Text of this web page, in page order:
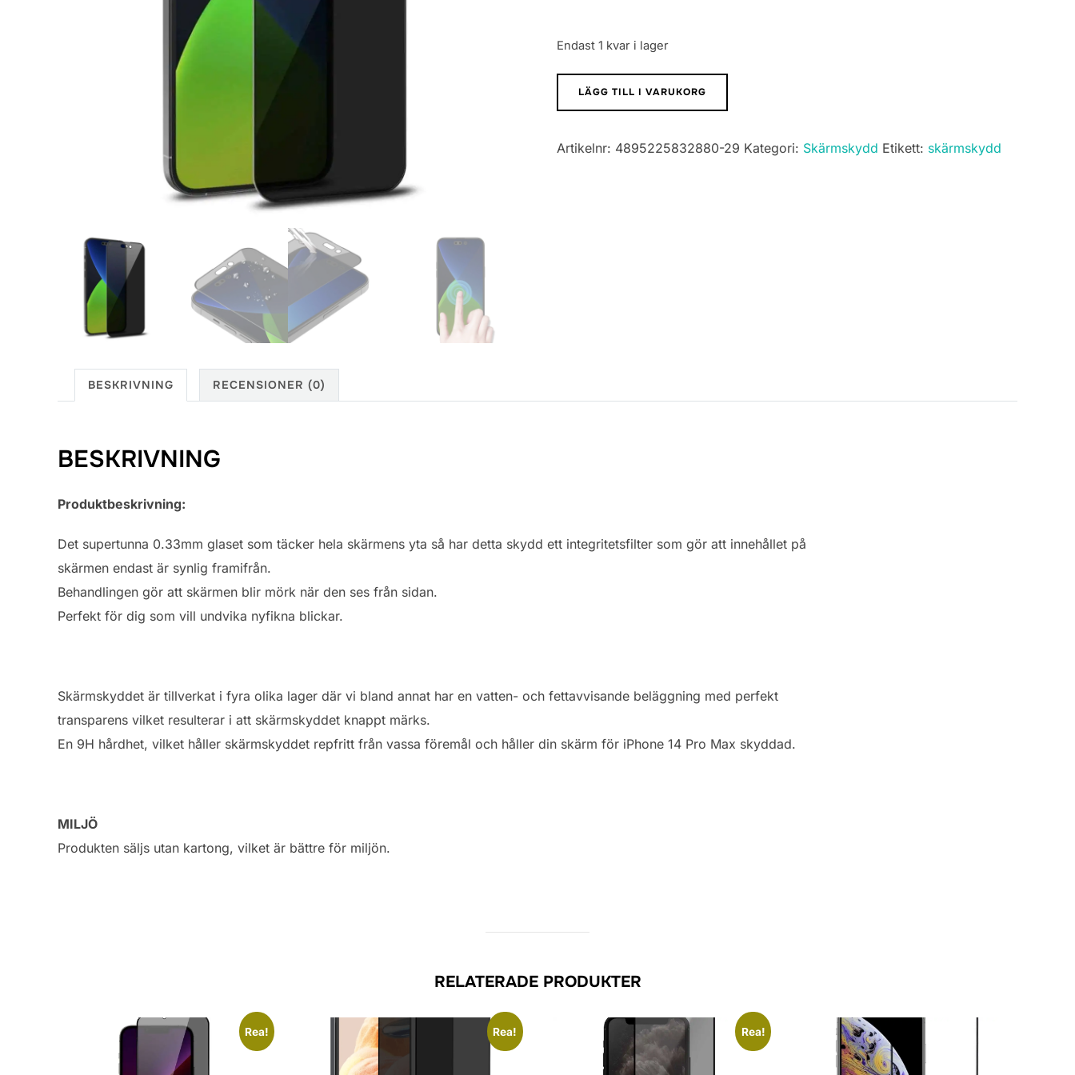
70,00 kr.59,00 kr.
Endast 1 kvar i lager
Skärmskydd
iPhone
Pro
LÄGG TILL I VARUKORG
Artikelnr: 4895225832880-29 Kategori: Skärmskydd Etikett: skärmskydd
BESKRIVNING RECENSIONER (0)
BESKRIVNING
Produktbeskrivning:
Det supertunna 0.33mm glaset som täcker hela skärmens yta så har detta skydd ett integritetsfilter som gör att innehållet på
skärmen endast är synlig framifrån.
Behandlingen gör att skärmen blir mörk när den ses från sidan.
Perfekt för dig som vill undvika nyfikna blickar.
Skärmskyddet är tillverkat i fyra olika lager där vi bland annat har en vatten- och fettavvisande beläggning med perfekt
transparens vilket resulterar i att skärmskyddet knappt märks.
En 9H hårdhet, vilket håller skärmskyddet repfritt från vassa föremål och håller din skärm för iPhone 14 Pro Max skyddad.
MILJÖ
Produkten säljs utan kartong, vilket är bättre för miljön.
RELATERADE PRODUKTER
Rea! Rea! Rea!